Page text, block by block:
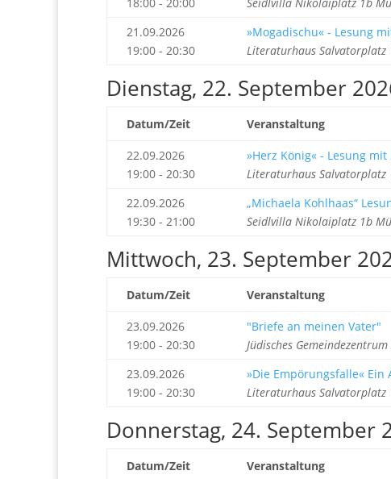
21.09.2026
19:00 - 20:30
»Mogadischu« - Lesung
Literaturhaus Salvatorplatz
Dienstag, 22. September
Datum/Zeit Veranstaltung
22.09.2026
19:00 - 20:30
»Herz König« - Lesung mit
Literaturhaus Salvatorplatz
22.09.2026
19:30 - 21:00
„Michaela Kohlhaas“
Seidlvilla Nikolaiplatz 1b
Mittwoch, 23. September
Datum/Zeit Veranstaltung
23.09.2026
19:00 - 20:30
"Briefe an meinen Vater"
Jüdisches
23.09.2026
19:00 - 20:30
»Die Empörungsfalle«
Literaturhaus Salvatorplatz
Donnerstag, 24. September
Datum/Zeit Veranstaltung